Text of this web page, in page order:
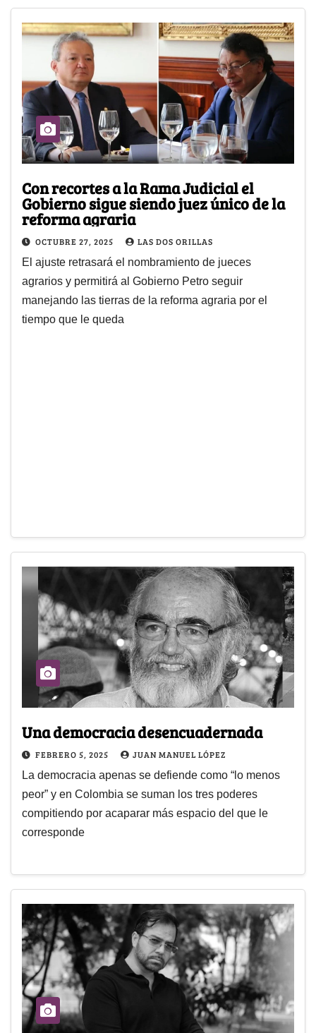
Con recortes a la Rama Judicial el
Gobierno sigue siendo juez único de la
reforma agraria
OCTUBRE 27, 2025 LAS DOS ORILLAS
El ajuste retrasará el nombramiento de jueces
agrarios y permitirá al Gobierno Petro seguir
manejando las tierras de la reforma agraria por el
tiempo que le queda
Una democracia desencuadernada
FEBRERO 5, 2025 JUAN MANUEL LÓPEZ
La democracia apenas se defiende como “lo menos
peor” y en Colombia se suman los tres poderes
compitiendo por acaparar más espacio del que le
corresponde